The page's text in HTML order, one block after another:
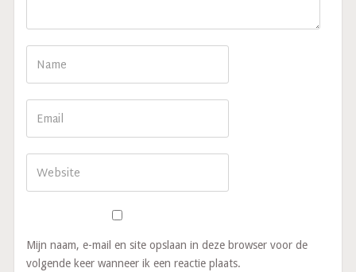
Mijn naam, e-mail en site opslaan in deze browser voor de
volgende keer wanneer ik een reactie plaats.